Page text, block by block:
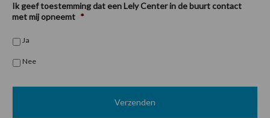
Ik geef toestemming dat een Lely Center in de buurt contact
met mij opneemt *
Ja
Nee